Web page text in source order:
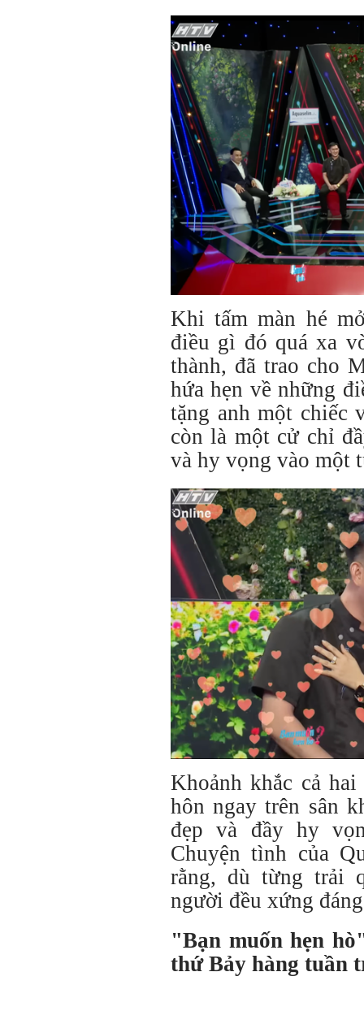
Khi tấm màn hé
điều gì đó quá xa
thành, đã trao cho
hứa hẹn về những
tặng anh một chiếc
còn là một cử chỉ
và hy vọng vào một
Khoảnh khắc cả
hôn ngay trên sân
đẹp và đầy hy
Chuyện tình của
rằng, dù từng trải
người đều xứng
"Bạn muốn hẹn
thứ Bảy hàng tuần